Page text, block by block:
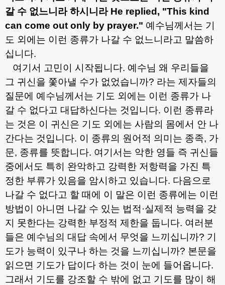
갈 수 없느니라 하시니라He replied, "This kind
can come out only by prayer." 예수님께서는 기
도 외에는 이런 종류가 나갈 수 없느니라고 말씀하
십니다.
여기서 고민이 시작됩니다. 예수님 왜 우리들을
그 귀신을 쫓아낼 수가 없었습니까? 라는 제자들의
질문에 예수님께서는 기도 외에는 이런 종류가 나
갈 수 없다고 대답하신다는 것입니다. 이런 종류라
는 것은 이 귀신은 기도 외에는 사람의 몸에서 안 나
간다는 것입니다. 이 종류의 원어적 의미는 종족, 가
문, 종류를 뜻합니다. 여기서는 악한 영들 즉 귀신들
중에서도 특히 완악하고 강력한 저항력을 가진 특
정한 부류가 있음을 암시하고 있습니다. 다음으로
나갈 수 없다고 할 때에 이 말은 이런 종류에는 이런
방법이 아니면 나갈 수 있는 법적 ·실제적 능력을 갖
지 못한다는 강력한 부정적 제한을 둡니다. 여러분
들은 예수님의 대답 속에서 무엇을 느끼십니까? 기
도가 능력이 있구나 하는 것을 느끼십니까? 본문을
읽으면 기도가 답이다 하는 것이 눈에 들어옵니다.
그래서 기도를 강조할 수 밖에 없고 기도를 많이 해